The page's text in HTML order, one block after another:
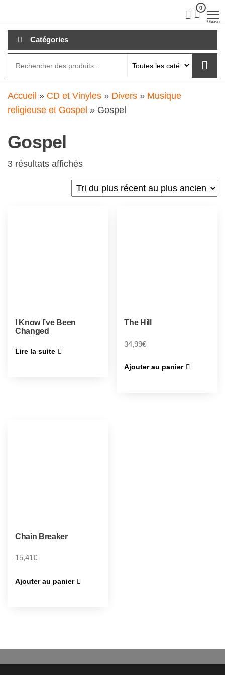
au
contenu
0
Menu
Catégories
Accueil » CD et Vinyles » Divers » Musique
religieuse et Gospel » Gospel
Gospel
3 résultats affichés
I Know I’ve Been
Changed
Lire la suite
The Hill
34,99€
Ajouter au panier
Chain Breaker
15,41€
Ajouter au panier